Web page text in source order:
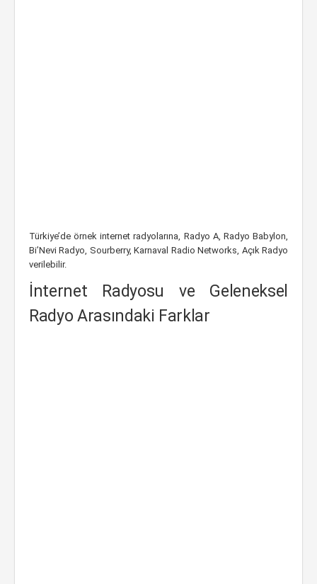
Türkiye’de örnek internet radyolarına, Radyo A, Radyo Babylon,
Bi’Nevi Radyo, Sourberry, Karnaval Radio Networks, Açık Radyo
verilebilir.
İnternet Radyosu ve Geleneksel
Radyo Arasındaki Farklar